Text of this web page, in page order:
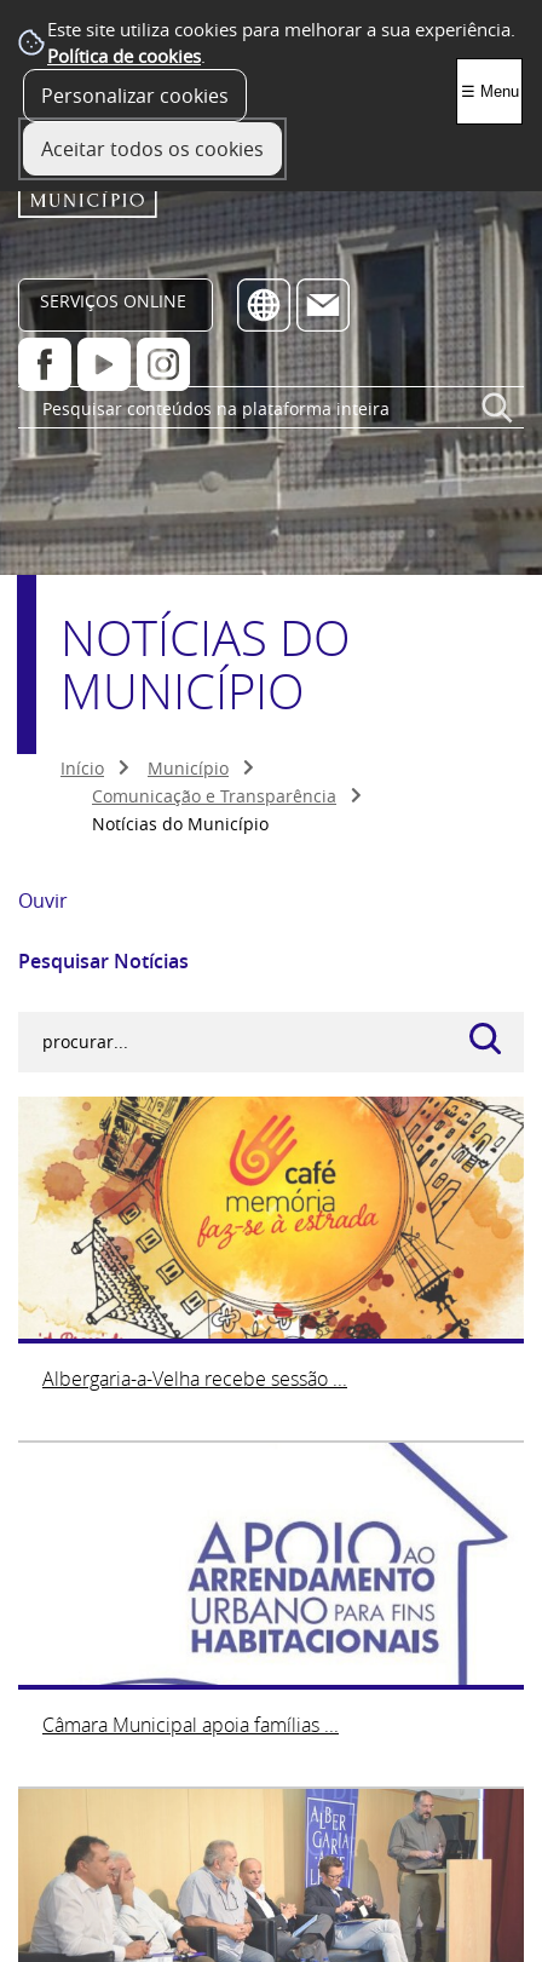
Este site utiliza cookies para melhorar a sua experiência.
Política de cookies.
Personalizar cookies
Aceitar todos os cookies
SERVIÇOS ONLINE
☰ Menu
NOTÍCIAS DO
MUNICÍPIO
Início
Município
Comunicação e Transparência
Notícias do Município
Ouvir
Pesquisar Notícias
Albergaria-a-Velha recebe sessão ...
Câmara Municipal apoia famílias ...